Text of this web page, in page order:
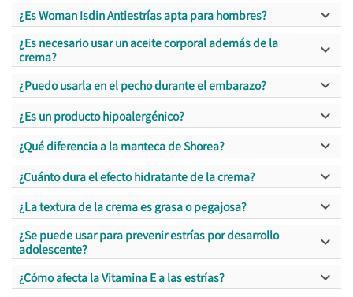
¿Es Woman Isdin Antiestrías apta para hombres? 
¿Es necesario usar un aceite corporal además de la
crema?

¿Puedo usarla en el pecho durante el embarazo? 
¿Es un producto hipoalergénico? 
¿Qué diferencia a la manteca de Shorea? 
¿Cuánto dura el efecto hidratante de la crema? 
¿La textura de la crema es grasa o pegajosa? 
¿Se puede usar para prevenir estrías por desarrollo
adolescente?

¿Cómo afecta la Vitamina E a las estrías? 